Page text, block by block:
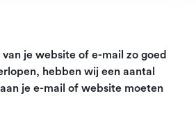
je website of e-mail zo goed
hebben wij een aantal
je e-mail of website moeten